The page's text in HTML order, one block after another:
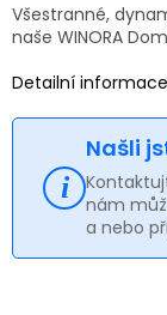
Všestranné,
naše WINORA
Detailní informace
Našli
nám
a nebo